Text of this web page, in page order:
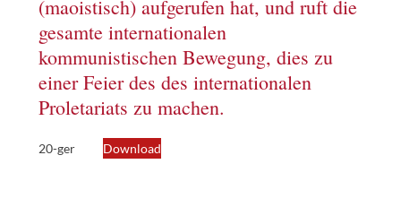
(maoistisch) aufgerufen hat, und ruft die
gesamte internationalen
kommunistischen Bewegung, dies zu
einer Feier des des internationalen
Proletariats zu machen.
20-ger Download